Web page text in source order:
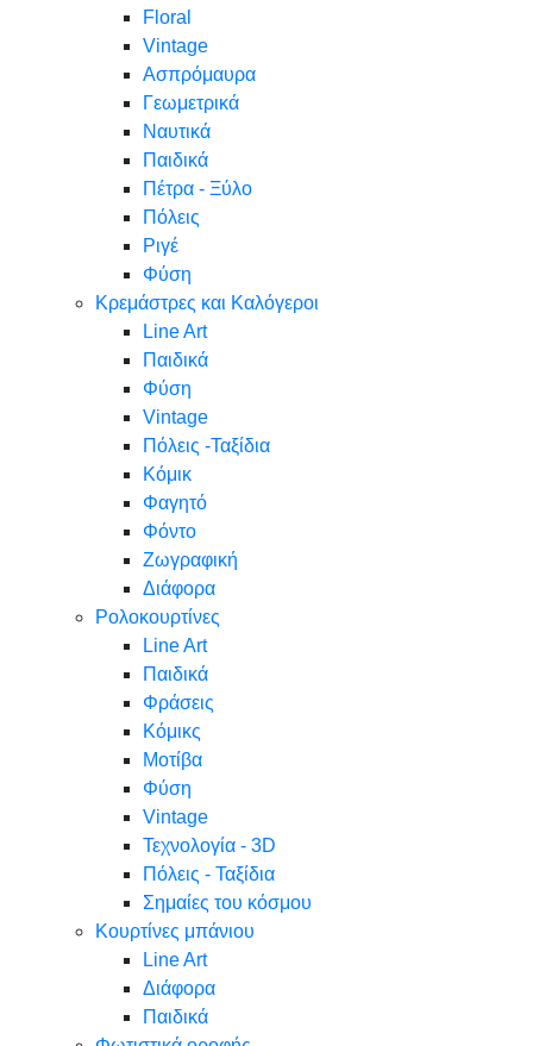
Floral
Vintage
Ασπρόμαυρα
Γεωμετρικά
Ναυτικά
Παιδικά
Πέτρα - Ξύλο
Πόλεις
Ριγέ
Φύση
Κρεμάστρες και Καλόγεροι
Line Art
Παιδικά
Φύση
Vintage
Πόλεις -Ταξίδια
Κόμικ
Φαγητό
Φόντο
Ζωγραφική
Διάφορα
Ρολοκουρτίνες
Line Art
Παιδικά
Φράσεις
Κόμικς
Μοτίβα
Φύση
Vintage
Τεχνολογία - 3D
Πόλεις - Ταξίδια
Σημαίες του κόσμου
Κουρτίνες μπάνιου
Line Art
Διάφορα
Παιδικά